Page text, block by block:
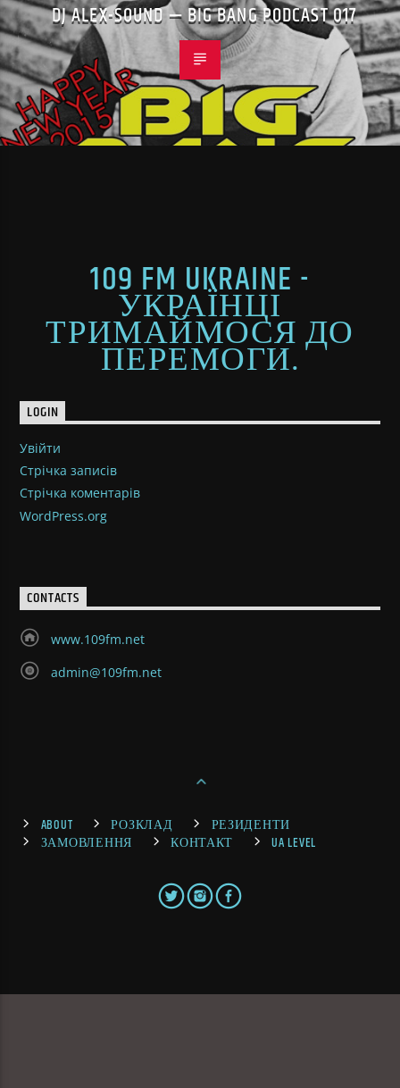
DJ ALEX-SOUND — BIG BANG PODCAST 017
109 FM UKRAINE -
УКРАЇНЦІ
ТРИМАЙМОСЯ ДО
ПЕРЕМОГИ.
LOGIN
Увійти
Стрічка записів
Стрічка коментарів
WordPress.org
CONTACTS
www.109fm.net
admin@109fm.net
ABOUT РОЗКЛАД
РЕЗИДЕНТИ
ЗАМОВЛЕННЯ
КОНТАКТ UA LEVEL